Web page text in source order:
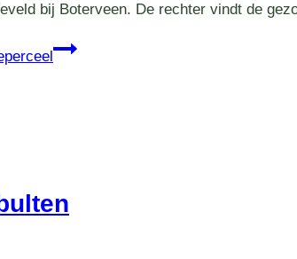
bij Boterveen. De rechter vindt de